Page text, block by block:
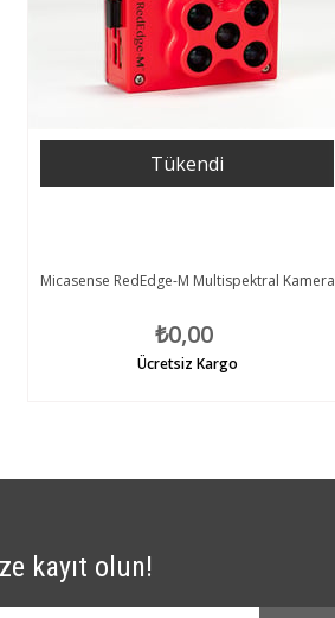
Tükendi
Micasense RedEdge-M Multispektral Kamera
₺0,00
Ücretsiz Kargo
kayıt olun!